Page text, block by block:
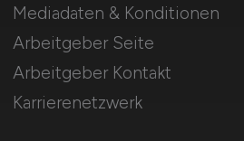
Mediadaten & Konditionen
Arbeitgeber Seite
Arbeitgeber Kontakt
Karrierenetzwerk